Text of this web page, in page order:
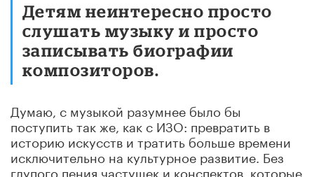
Детям неинтересно просто
слушать музыку и просто
записывать биографии
композиторов.
Думаю, с музыкой разумнее было бы
поступить так же, как с ИЗО: превратить в
историю искусств и тратить больше времени
исключительно на культурное развитие. Без
глупого пения частушек и конспектов, которые